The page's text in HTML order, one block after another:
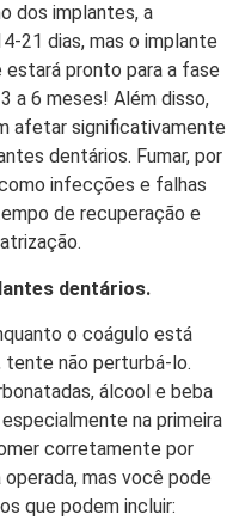
dos implantes, a
21 dias, mas o implante
pronto para a fase
a 6 meses! Além disso,
afetar significativamente
dentários. Fumar, por
infecções e falhas
de recuperação e
dentários.
o coágulo está
tente não perturbá-lo.
álcool e beba
na primeira
corretamente por
mas você pode
que podem incluir: